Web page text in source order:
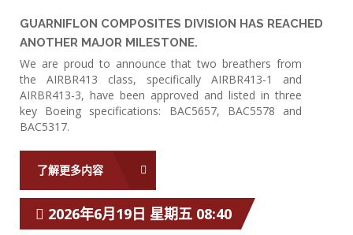
GUARNIFLON COMPOSITES DIVISION HAS REACHED
ANOTHER MAJOR MILESTONE.
We are proud to announce that two breathers from
the AIRBR413 class, specifically AIRBR413-1 and
AIRBR413-3, have been approved and listed in three
key Boeing specifications: BAC5657, BAC5578 and
BAC5317.
了解更多内容
2026年6月19日 星期五 08:40